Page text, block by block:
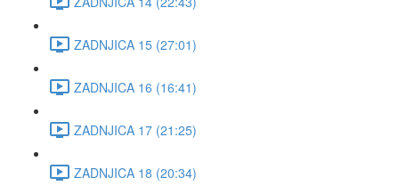
ZADNJICA 15 (27:01)
ZADNJICA 16 (16:41)
ZADNJICA 17 (21:25)
ZADNJICA 18 (20:34)